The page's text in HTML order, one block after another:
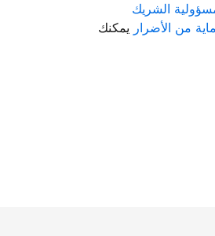
الشريك
من الأضرار يمكنك